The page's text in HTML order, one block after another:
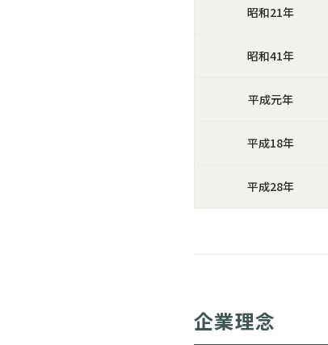
昭和21年
昭和41年
平成元年
平成18年
平成28年
企業理念